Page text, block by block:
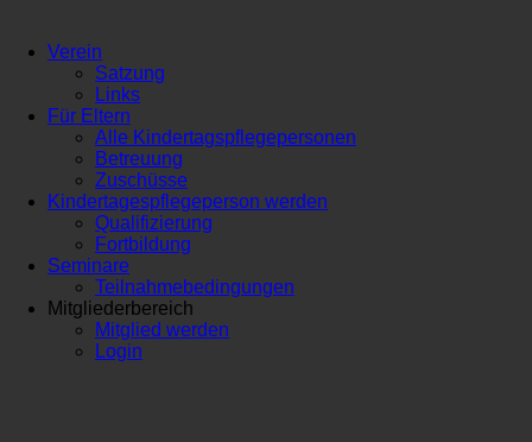
Verein
Satzung
Links
Für Eltern
Alle Kindertagspflegepersonen
Betreuung
Zuschüsse
Kindertagespflegeperson werden
Qualifizierung
Fortbildung
Seminare
Teilnahmebedingungen
Mitgliederbereich
Mitglied werden
Login